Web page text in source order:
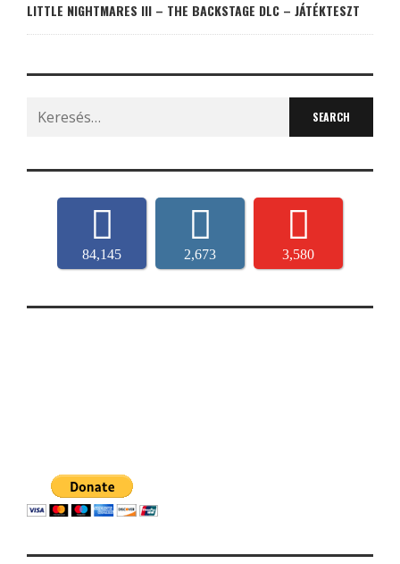
LITTLE NIGHTMARES III – THE BACKSTAGE DLC – JÁTÉKTESZT
Search
for:
84,145 2,673 3,580